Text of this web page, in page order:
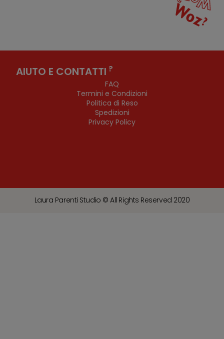
AIUTO E CONTATTI ?
FAQ
Termini e Condizioni
Politica di Reso
Spedizioni
Privacy Policy
Laura Parenti Studio © All Rights Reserved 2020